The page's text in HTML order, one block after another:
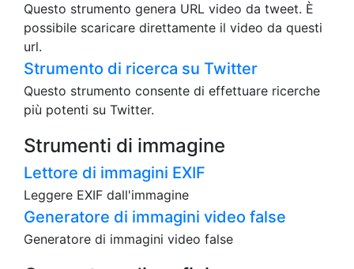
Questo strumento genera URL video da tweet. È
possibile scaricare direttamente il video da questi
url.
Strumento di ricerca su Twitter
Questo strumento consente di effettuare ricerche
più potenti su Twitter.
Strumenti di immagine
Lettore di immagini EXIF
Leggere EXIF dall'immagine
Generatore di immagini video false
Generatore di immagini video false